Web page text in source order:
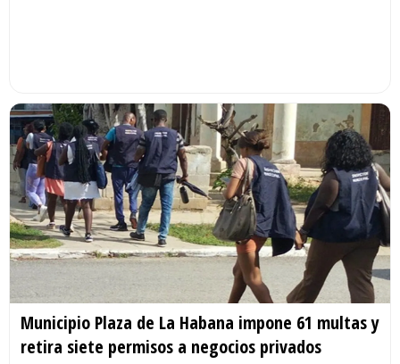
Municipio Plaza de La Habana impone 61 multas y
retira siete permisos a negocios privados